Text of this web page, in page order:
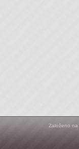
Založeno na